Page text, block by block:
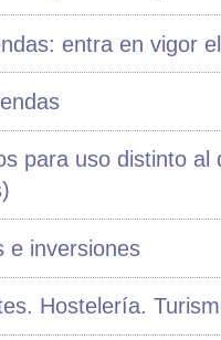
entra en vigor
para uso distinto al
e inversiones
Hostelería.